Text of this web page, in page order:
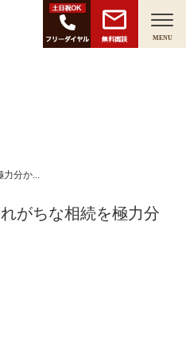
無料面談 MENU
力分か...
がちな相続を極力分